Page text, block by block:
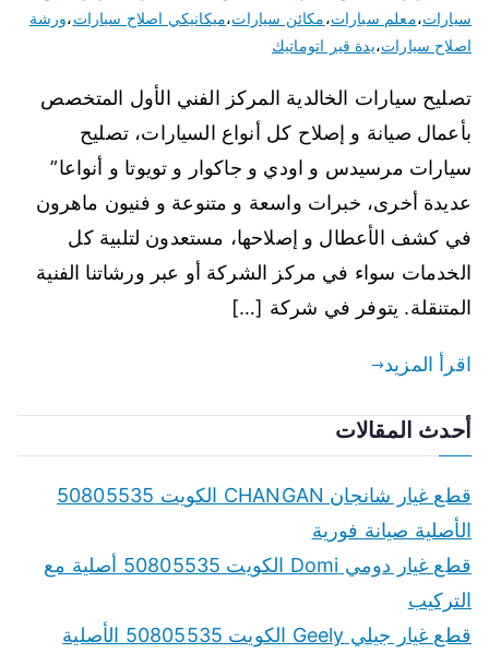
سيارات،معلم سيارات،مكائن سيارات،ميكانيكي اصلاح سيارات،ورشة
اصلاح سيارات،يدة قير اتوماتيك
تصليح سيارات الخالدية المركز الفني الأول المتخصص
بأعمال صيانة و إصلاح كل أنواع السيارات، تصليح
سيارات مرسيدس و اودي و جاكوار و تويوتا و أنواعا”
عديدة أخرى، خبرات واسعة و متنوعة و فنيون ماهرون
في كشف الأعطال و إصلاحها، مستعدون لتلبية كل
الخدمات سواء في مركز الشركة أو عبر ورشاتنا الفنية
المتنقلة. يتوفر في شركة […]
اقرأ المزيد
أحدث المقالات
قطع غيار شانجان CHANGAN الكويت 50805535
الأصلية صيانة فورية
قطع غيار دومي Domi الكويت 50805535 أصلية مع
التركيب
قطع غيار جيلي Geely الكويت 50805535 الأصلية